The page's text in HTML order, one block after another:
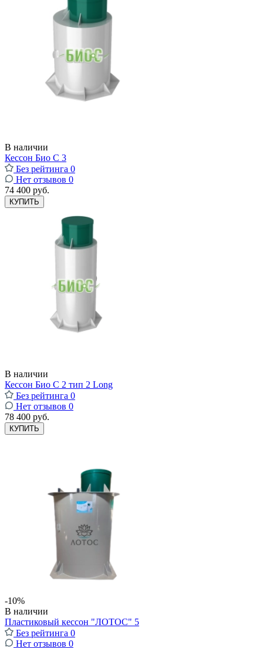
В наличии
Кессон Био С 3
Без рейтинга 0
Нет отзывов 0
74 400 руб.
КУПИТЬ
В наличии
Кессон Био С 2 тип 2 Long
Без рейтинга 0
Нет отзывов 0
78 400 руб.
КУПИТЬ
-10%
В наличии
Пластиковый кессон "ЛОТОС" 5
Без рейтинга 0
Нет отзывов 0